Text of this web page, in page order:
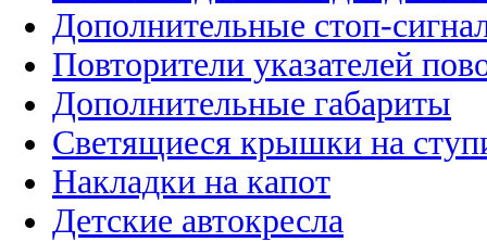
Дополнительные стоп-
Повторители указателей
Дополнительные габариты
Светящиеся крышки на
Накладки на капот
Детские автокресла